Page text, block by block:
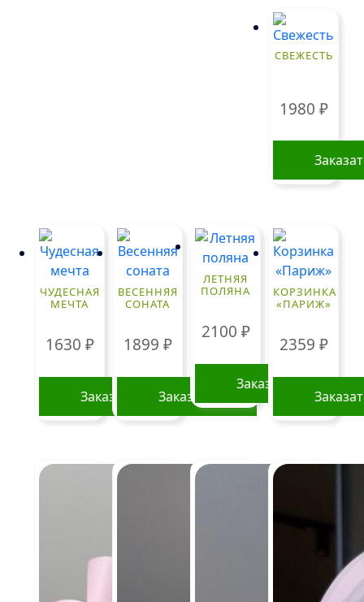
СВЕЖЕСТЬ
1980 ₽
ЧУДЕСНАЯ
МЕЧТА
1630 ₽
Заказать
ВЕСЕННЯЯ
СОНАТА
1899 ₽
Заказать
ЛЕТНЯЯ
ПОЛЯНА
2100 ₽
Заказать
КОРЗИНКА
«ПАРИЖ»
2359 ₽